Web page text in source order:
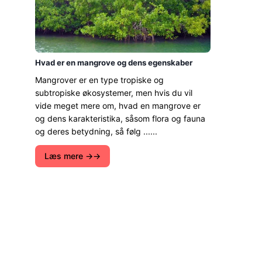
Hvad er en mangrove og dens egenskaber
Mangrover er en type tropiske og
subtropiske økosystemer, men hvis du vil
vide meget mere om, hvad en mangrove er
og dens karakteristika, såsom flora og fauna
og deres betydning, så følg ......
Læs mere →